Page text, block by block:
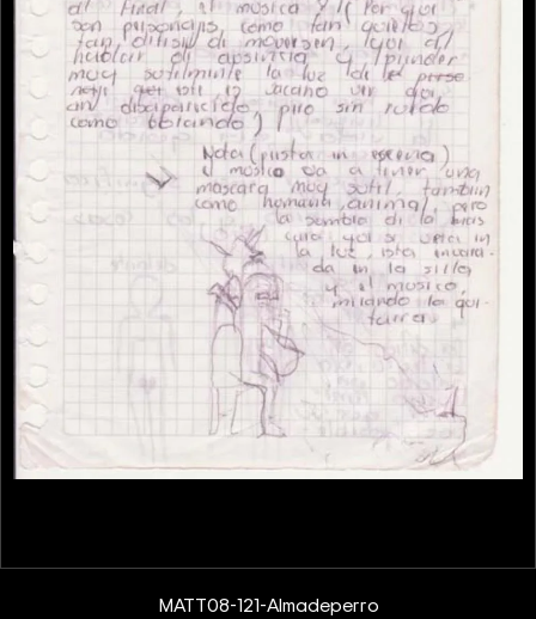
MATT08-121-Almadeperro